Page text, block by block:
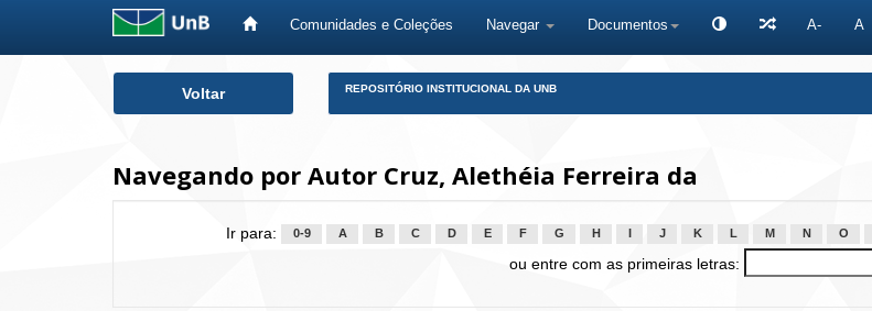
Comunidades e Coleções Navegar Documentos A- A
Voltar REPOSITÓRIO INSTITUCIONAL DA UNB
Navegando por Autor Cruz, Alethéia Ferreira da
Ir para: 0-9 A B C D E F G H J K L M N O
ou entre com as primeiras letras: